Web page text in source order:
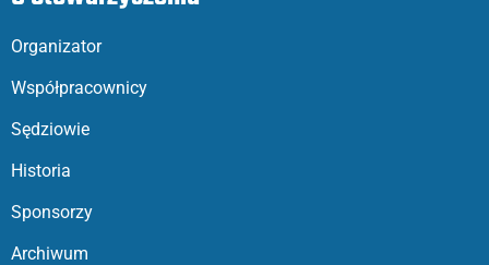
Organizator
Współpracownicy
Sędziowie
Historia
Sponsorzy
Archiwum